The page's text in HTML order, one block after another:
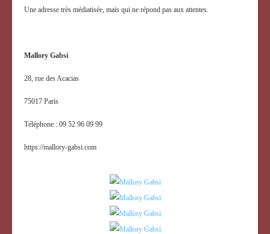
Une adresse très médiatisée, mais qui ne répond pas aux attentes.
Mallory Gabsi
28, rue des Acacias
75017 Paris
Téléphone : 09 52 96 09 99
https://mallory-gabsi.com